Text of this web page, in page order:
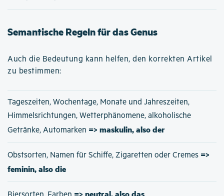
Semantische Regeln für das Genus
Auch die Bedeutung kann helfen, den korrekten Artikel
zu bestimmen:
Tageszeiten, Wochentage, Monate und Jahreszeiten,
Himmelsrichtungen, Wetterphänomene, alkoholische
Getränke, Automarken => maskulin, also der
Obstsorten, Namen für Schiffe, Zigaretten oder Cremes =>
feminin, also die
=> neutral, also das